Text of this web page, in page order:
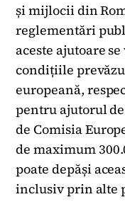
și mijlocii din
reglementări
aceste ajutoare
condițiile
europeană,
pentru ajutorul
de Comisia
de maximum
poate depăși
inclusiv prin alte